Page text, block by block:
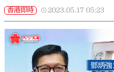
香港即時 2023.05.17 05:23